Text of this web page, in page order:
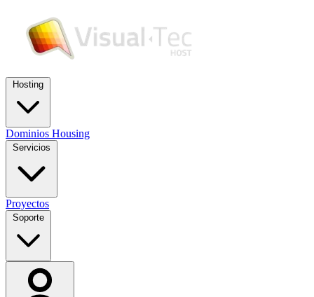
Hosting
Dominios Housing
Servicios
Proyectos
Soporte